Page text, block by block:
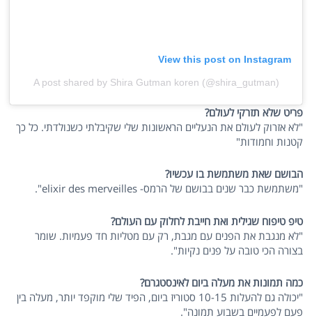
View this post on Instagram
A post shared by Shira Gutman koren (@shira_gutman)
פריט שלא תזרקי לעולם?
"לא אזרוק לעולם את הנעליים הראשונות שלי שקיבלתי כשנולדתי. כל כך
קטנות וחמודות"
הבושם שאת משתמשת בו עכשיו?
"משתמשת כבר שנים בבושם של הרמס- elixir des merveilles".
טיפ טיפוח שגילית ואת חייבת לחלוק עם העולם?
"לא מנגבת את הפנים עם מגבת, רק עם מטליות חד פעמיות. שומר
בצורה הכי טובה על פנים נקיות".
כמה תמונות את מעלה ביום לאינסטגרם?
"יכולה גם להעלות 10-15 סטוריז ביום, הפיד שלי מוקפד יותר, מעלה בין
פעם לפעמיים בשבוע תמונה".